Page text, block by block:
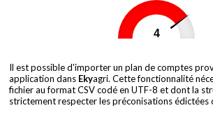
4
Il est possible d'importer un plan de comptes
application dans Ekyagri. Cette fonctionnalité
fichier au format CSV codé en UTF-8 et dont la
strictement respecter les préconisations édictées